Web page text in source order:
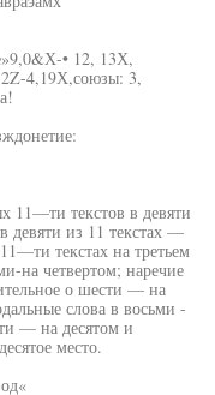
• 12, 13Х,
4,19Х,союзы: 3,
11—ти текстов в девяти
девяти из 11 текстах —
текстах на третьем
на четвертом; наречие
о шести — на
слова в восьми -
— на десятом и
место.